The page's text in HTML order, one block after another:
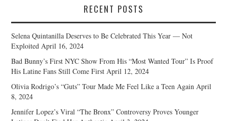
RECENT POSTS
Selena Quintanilla Deserves to Be Celebrated This Year — Not
Exploited April 16, 2024
Bad Bunny’s First NYC Show From His “Most Wanted Tour” Is Proof
His Latine Fans Still Come First April 12, 2024
Olivia Rodrigo’s “Guts” Tour Made Me Feel Like a Teen Again April
8, 2024
Jennifer Lopez’s Viral “The Bronx” Controversy Proves Younger